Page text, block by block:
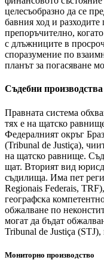
целесъобразно да се
бавния ход и
препоръчително,
с длъжниците в
споразумение по
планът за погасяване
Съдебни производства
Правната система
тях е на щатско
Федералният окръг
(Tribunal de Justiça),
на щатско равнище.
щат. Вторият вид
съдилища. Има пет
Regionais Federais,
географска
обжалване по
могат да бъдат
Tribunal de Justiça
Мониторно производство